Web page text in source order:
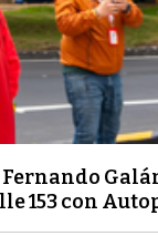
153 con